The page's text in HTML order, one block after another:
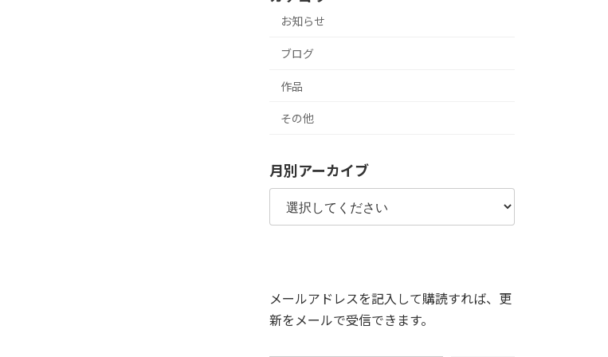
お知らせ
ブログ
作品
その他
月別アーカイブ
メールアドレスを記入して購読すれば、更
新をメールで受信できます。